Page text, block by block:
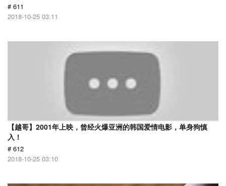
# 611
2018-10-25 03:11
【越哥】2001年上映，曾经火爆亚洲的韩国爱情电影，单身狗慎
入！
# 612
2018-10-25 03:10